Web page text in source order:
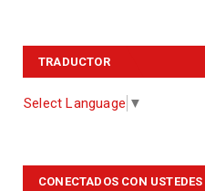
TRADUCTOR
Select Language ▼
CONECTADOS CON USTEDES